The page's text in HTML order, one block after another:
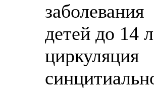
детей до 14